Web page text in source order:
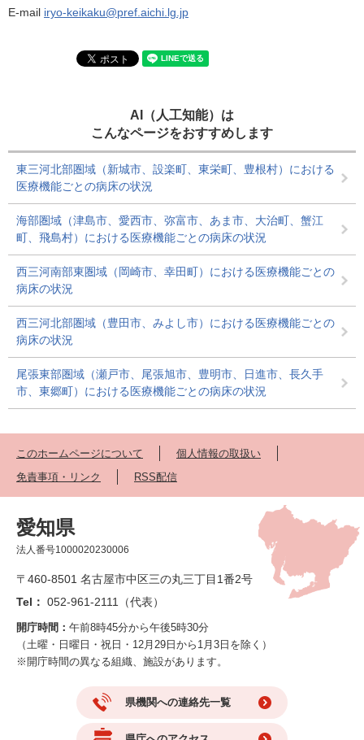
E-mail iryo-keikaku@pref.aichi.lg.jp
AI（人工知能）は
こんなページをおすすめします
東三河北部圏域（新城市、設楽町、東栄町、豊根村）における
医療機能ごとの病床の状況
海部圏域（津島市、愛西市、弥富市、あま市、大治町、蟹江
町、飛島村）における医療機能ごとの病床の状況
西三河南部東圏域（岡崎市、幸田町）における医療機能ごとの
病床の状況
西三河北部圏域（豊田市、みよし市）における医療機能ごとの
病床の状況
尾張東部圏域（瀬戸市、尾張旭市、豊明市、日進市、長久手
市、東郷町）における医療機能ごとの病床の状況
このホームページについて
個人情報の取扱い
免責事項・リンク
RSS配信
愛知県
法人番号1000020230006
〒460-8501 名古屋市中区三の丸三丁目1番2号
Tel： 052-961-2111（代表）
開庁時間： 午前8時45分から午後5時30分
（土曜・日曜日・祝日・12月29日から1月3日を除く）
※開庁時間の異なる組織、施設があります。
県機関への連絡先一覧